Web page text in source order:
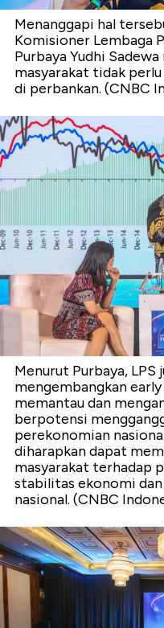
Menanggapi hal
Komisioner Lembaga
Purbaya Yudhi
masyarakat tidak
di perbankan. (CNBC
Menurut Purbaya, LPS
mengembangkan
memantau dan
berpotensi
perekonomian
diharapkan dapat
masyarakat terhadap
stabilitas ekonomi
nasional. (CNBC